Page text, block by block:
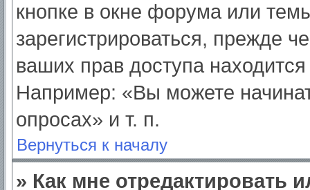
кнопке в окне форума или
зарегистрироваться, прежде
ваших прав доступа
Например: «Вы можете
опросах» и т. п.
Вернуться к началу
» Как мне отредактировать